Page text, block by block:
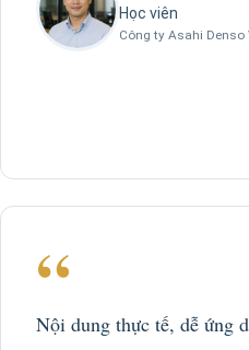
Học viên
Công ty Asahi Denso
“
Nội dung thực tế, dễ ứng